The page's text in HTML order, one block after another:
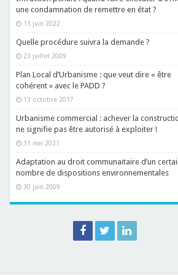
une condamnation de remettre en état ?
13 juin 2022
Quelle procédure suivra la demande ?
23 juillet 2009
Plan Local d’Urbanisme : que veut dire « être
cohérent » avec le PADD ?
13 octobre 2017
Urbanisme commercial : achever la
ne signifie pas être autorisé à exploiter !
31 mai 2021
Adaptation au droit communaitaire d’un
nombre de dispositions environnementales
30 juin 2009